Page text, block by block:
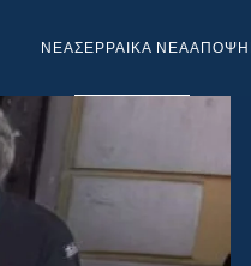
NEAΣΕΡΡΑΙΚΑ ΝΕΑΑΠΟΨΗ